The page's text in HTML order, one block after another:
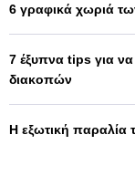
6 γραφικά χωριά
7 έξυπνα tips για
διακοπών
Η εξωτική παραλία